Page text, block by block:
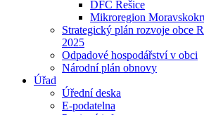
DFC Rešice
Mikroregion
Strategický plán rozvoje obce
2025
Odpadové hospodářství v obci
Národní plán obnovy
Úřad
Úřední deska
E-podatelna